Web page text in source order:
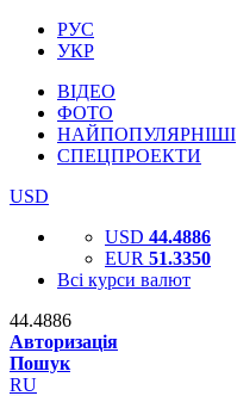
РУС
УКР
ВІДЕО
ФОТО
НАЙПОПУЛЯРНІШІ
СПЕЦПРОЕКТИ
USD
USD 44.4886
EUR 51.3350
Всі курси валют
44.4886
Авторизація
Пошук
RU